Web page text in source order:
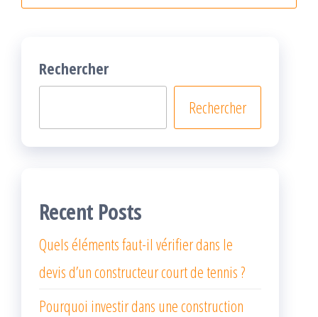
Rechercher
Rechercher
Recent Posts
Quels éléments faut-il vérifier dans le
devis d’un constructeur court de tennis ?
Pourquoi investir dans une construction